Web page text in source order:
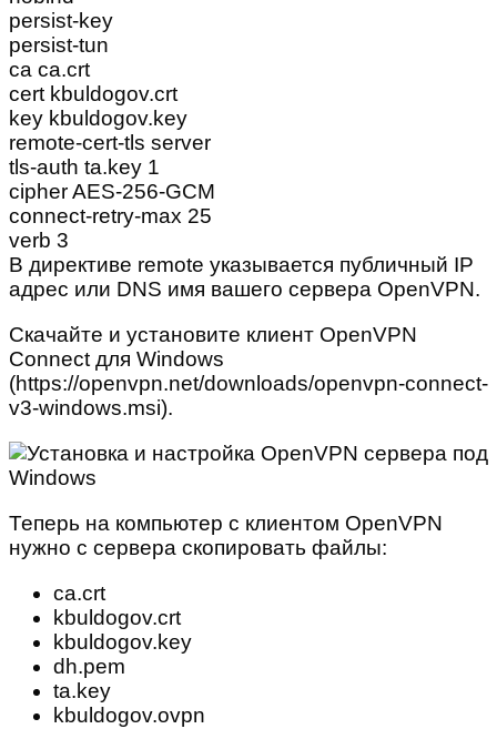
persist-key
persist-tun
ca ca.crt
cert kbuldogov.crt
key kbuldogov.key
remote-cert-tls server
tls-auth ta.key 1
cipher AES-256-GCM
connect-retry-max 25
verb 3
В директиве remote указывается публичный IP
адрес или DNS имя вашего сервера OpenVPN.
Скачайте и установите клиент OpenVPN
Connect для Windows
(https://openvpn.net/downloads/openvpn-connect-
v3-windows.msi).
Теперь на компьютер с клиентом OpenVPN
нужно с сервера скопировать файлы:
ca.crt
kbuldogov.crt
kbuldogov.key
dh.pem
ta.key
kbuldogov.ovpn